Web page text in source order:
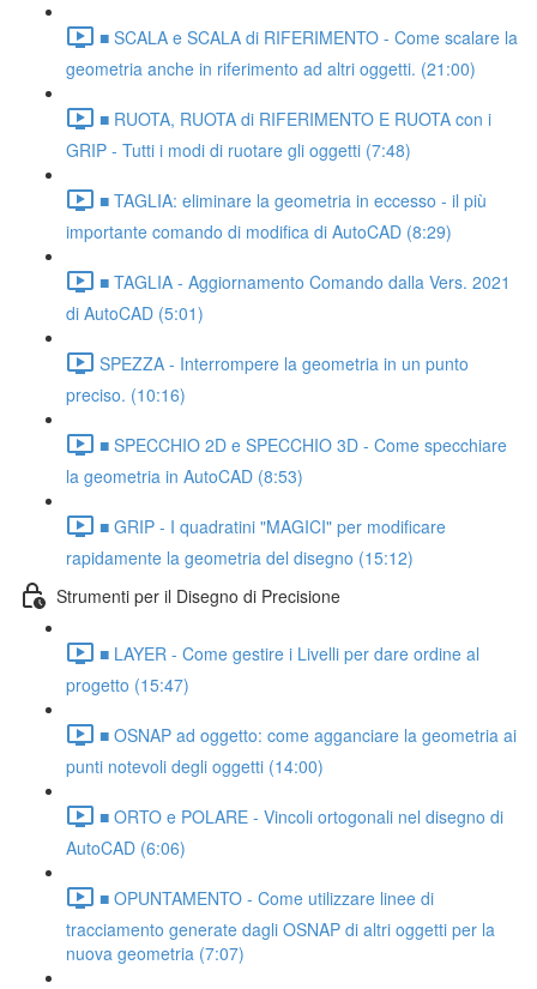
■ SCALA e SCALA di RIFERIMENTO - Come scalare la
geometria anche in riferimento ad altri oggetti. (21:00)
■ RUOTA, RUOTA di RIFERIMENTO E RUOTA con i
GRIP - Tutti i modi di ruotare gli oggetti (7:48)
■ TAGLIA: eliminare la geometria in eccesso - il più
importante comando di modifica di AutoCAD (8:29)
■ TAGLIA - Aggiornamento Comando dalla Vers. 2021
di AutoCAD (5:01)
SPEZZA - Interrompere la geometria in un punto
preciso. (10:16)
■ SPECCHIO 2D e SPECCHIO 3D - Come specchiare
la geometria in AutoCAD (8:53)
■ GRIP - I quadratini "MAGICI" per modificare
rapidamente la geometria del disegno (15:12)
Strumenti per il Disegno di Precisione
■ LAYER - Come gestire i Livelli per dare ordine al
progetto (15:47)
■ OSNAP ad oggetto: come agganciare la geometria ai
punti notevoli degli oggetti (14:00)
■ ORTO e POLARE - Vincoli ortogonali nel disegno di
AutoCAD (6:06)
■ OPUNTAMENTO - Come utilizzare linee di
tracciamento generate dagli OSNAP di altri oggetti per la
nuova geometria (7:07)